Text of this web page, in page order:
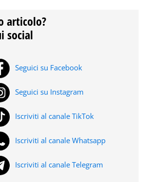
articolo?
social
Seguici su Facebook
Seguici su Instagram
Iscriviti al canale TikTok
Iscriviti al canale Whatsapp
Iscriviti al canale Telegram